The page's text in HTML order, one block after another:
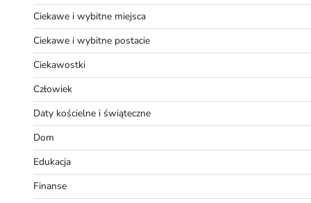
Ciekawe i wybitne miejsca
Ciekawe i wybitne postacie
Ciekawostki
Człowiek
Daty kościelne i świąteczne
Dom
Edukacja
Finanse